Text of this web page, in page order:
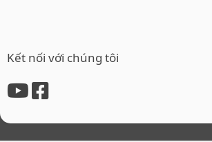
Kết nối với chúng tôi